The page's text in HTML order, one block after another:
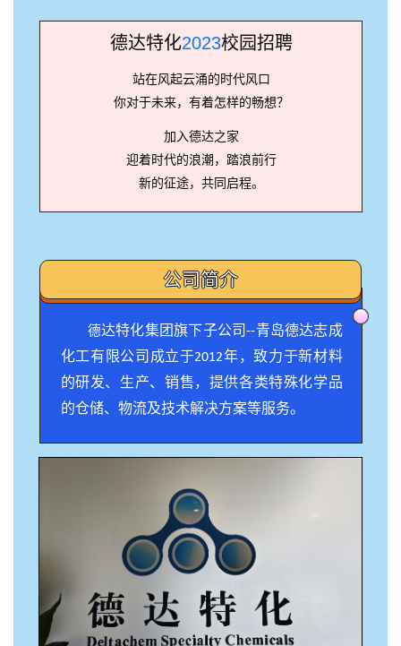
德达特化2023校园招聘
站在风起云涌的时代风口
你对于未来，有着怎样的畅想？
加入德达之家
迎着时代的浪潮，踏浪前行
新的征途，共同启程。
公司简介
德达特化集团旗下子公司--青岛德达志成
化工有限公司成立于2012年，致力于新材料
的研发、生产、销售，提供各类特殊化学品
的仓储、物流及技术解决方案等服务。